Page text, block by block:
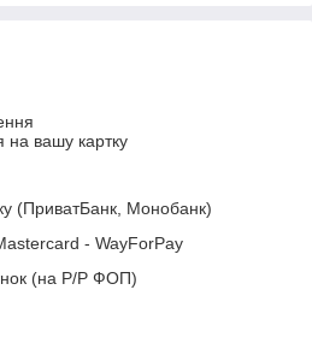
на вашу картку
(ПриватБанк, Монобанк)
- WayForPay
(на Р/Р ФОП)